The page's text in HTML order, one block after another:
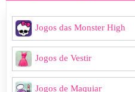
Jogos das Monster High
Jogos de Vestir
Jogos de Maquiar